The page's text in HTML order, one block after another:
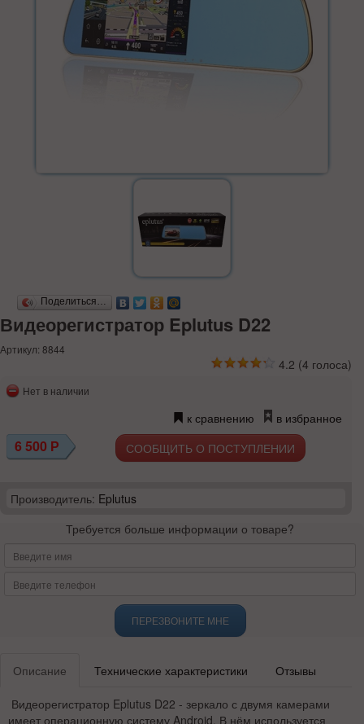
Поделиться…
Видеорегистратор Eplutus D22
Артикул: 8844
4.2 (4 голоса)
Нет в наличии
к сравнению в избранное
6 500 Р СООБЩИТЬ О ПОСТУПЛЕНИИ
Производитель: Eplutus
Требуется больше информации о товаре?
ПЕРЕЗВОНИТЕ МНЕ
Описание Технические характеристики Отзывы
Видеорегистратор Eplutus D22 - зеркало с двумя камерами
имеет операционную систему Android. В нём используется